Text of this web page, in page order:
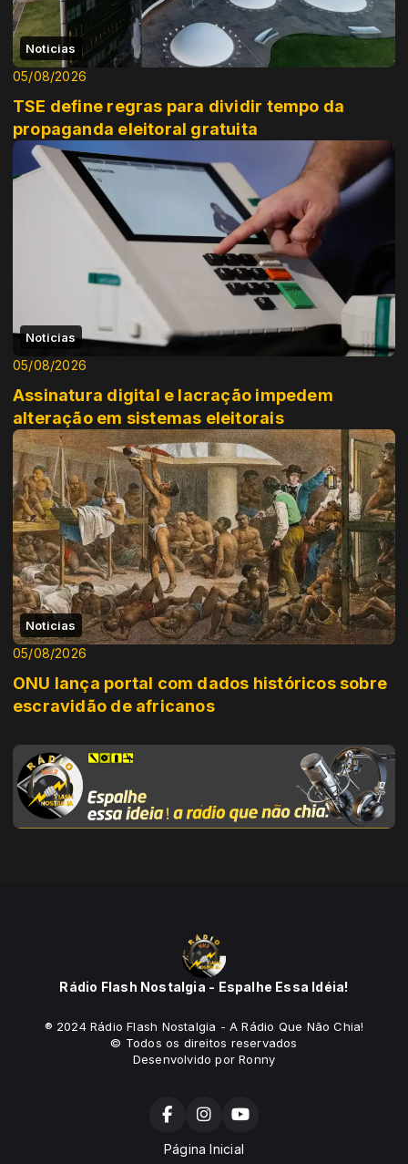
Noticias
05/08/2026
TSE define regras para dividir tempo da
propaganda eleitoral gratuita
Noticias
05/08/2026
Assinatura digital e lacração impedem
alteração em sistemas eleitorais
Noticias
05/08/2026
ONU lança portal com dados históricos sobre
escravidão de africanos
Rádio Flash Nostalgia - Espalhe Essa Idéia!
® 2024 Rádio Flash Nostalgia - A Rádio Que Não Chia!
© Todos os direitos reservados
Desenvolvido por Ronny
Página Inicial